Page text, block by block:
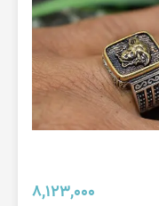
8,123,000